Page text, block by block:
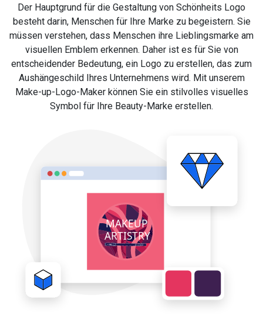
Der Hauptgrund für die Gestaltung von Schönheits Logo
besteht darin, Menschen für Ihre Marke zu begeistern. Sie
müssen verstehen, dass Menschen ihre Lieblingsmarke am
visuellen Emblem erkennen. Daher ist es für Sie von
entscheidender Bedeutung, ein Logo zu erstellen, das zum
Aushängeschild Ihres Unternehmens wird. Mit unserem
Make-up-Logo-Maker können Sie ein stilvolles visuelles
Symbol für Ihre Beauty-Marke erstellen.